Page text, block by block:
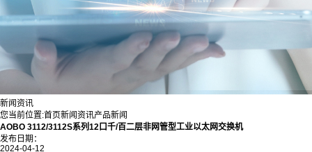
新闻资讯
您当前位置:首页新闻资讯产品新闻
AOBO 3112/3112S系列12口千/百二层非网管型工业以太网交换机
发布日期：
2024-04-12